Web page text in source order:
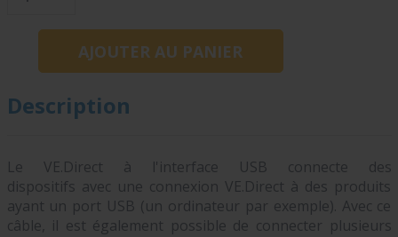
Description
Le VE.Direct à l'interface USB connecte des
dispositifs avec une connexion VE.Direct à des produits
ayant un port USB (un ordinateur par exemple). Avec ce
câble, il est également possible de connecter plusieurs